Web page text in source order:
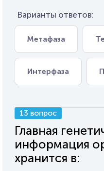
Варианты ответов:
Метафаза
Интерфаза
13 вопрос
Главная
информация
хранится в: